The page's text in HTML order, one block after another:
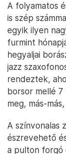
A folyamatos
is szép
egyik ilyen
furmint
hegyaljai
jazz
rendeztek,
borsor mellé
meg, más-
A színvonalas
észrevehető
a pulton forgó